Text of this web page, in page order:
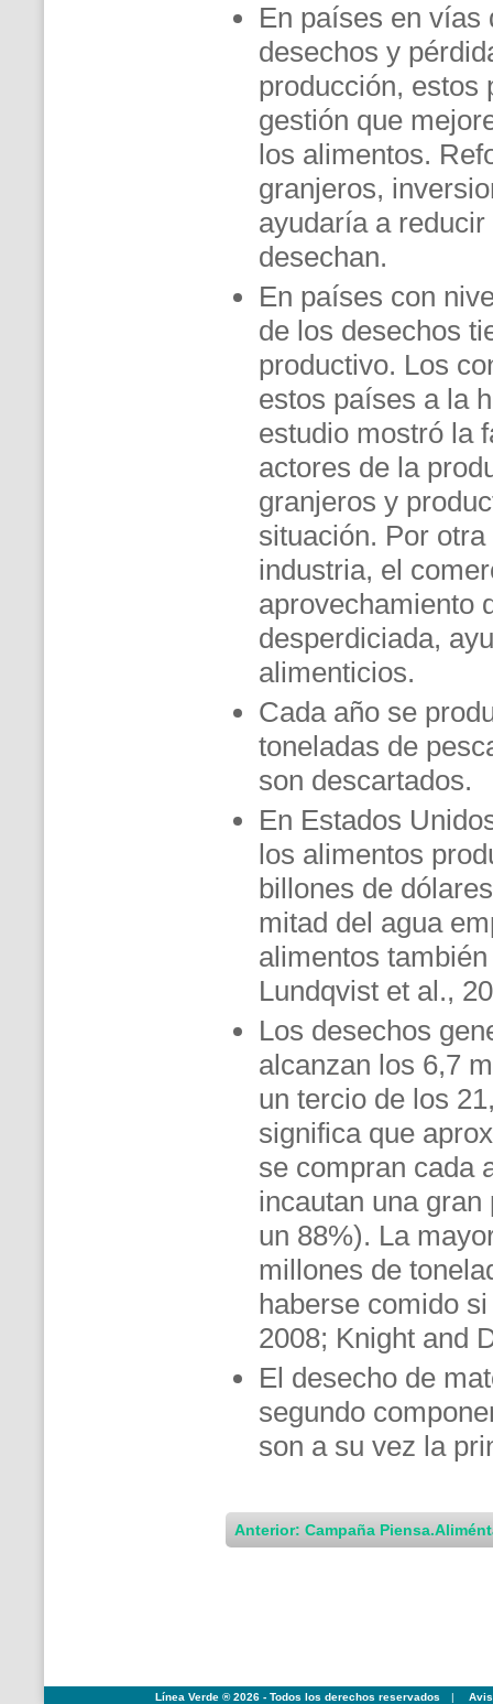
En países en vías
desechos y
producción, estos
gestión que
los alimentos.
granjeros,
ayudaría a
desechan.
En países con
de los desechos
productivo. Los
estos países a la
estudio mostró la
actores de la
granjeros y
situación. Por
industria, el
aprovechamiento
desperdiciada,
alimenticios.
Cada año se
toneladas de
son descartados.
En Estados
los alimentos
billones de
mitad del agua
alimentos
Lundqvist et al.,
Los desechos
alcanzan los 6,7
un tercio de los
significa que
se compran cada
incautan una
un 88%). La
millones de
haberse comido
2008; Knight and
El desecho de
segundo
son a su vez la
Anterior: Campaña
Línea Verde ® 2026 - Todos los derechos reservados |